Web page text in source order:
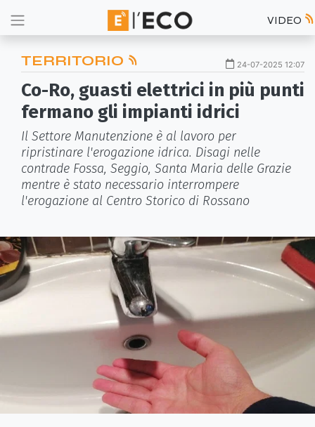
VIDEO
TERRITORIO 24-07-2025 12:07
Co-Ro, guasti elettrici in più punti
fermano gli impianti idrici
Il Settore Manutenzione è al lavoro per
ripristinare l'erogazione idrica. Disagi nelle
contrade Fossa, Seggio, Santa Maria delle Grazie
mentre è stato necessario interrompere
l'erogazione al Centro Storico di Rossano